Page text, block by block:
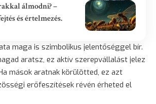
álmodni? –
és értelmezés.
maga is szimbolikus jelentőséggel bír.
aratsz, ez aktív szerepvállalást jelez
mások aratnak körülötted, ez azt
erőfeszítések révén érheted el